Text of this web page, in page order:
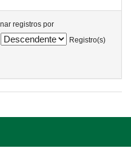
registros por
Registro(s)